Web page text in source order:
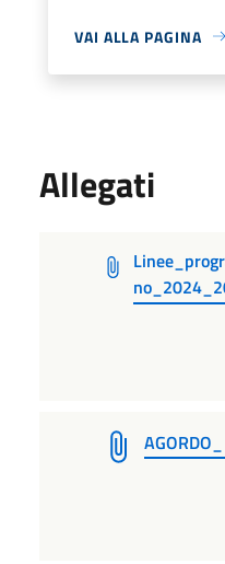
VAI ALLA PAGINA
Allegati